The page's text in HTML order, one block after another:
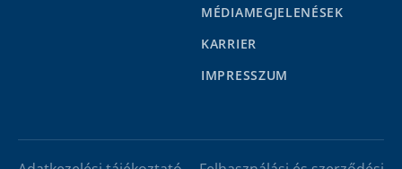
MÉDIAMEGJELENÉSEK
KARRIER
IMPRESSZUM